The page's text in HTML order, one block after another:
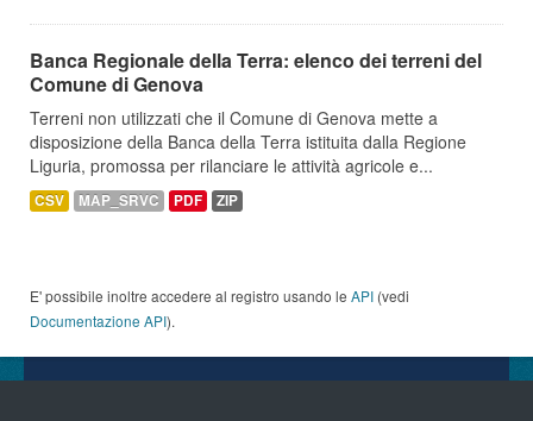
Banca Regionale della Terra: elenco dei terreni del
Comune di Genova
Terreni non utilizzati che il Comune di Genova mette a
disposizione della Banca della Terra istituita dalla Regione
Liguria, promossa per rilanciare le attività agricole e...
CSV MAP_SRVC PDF ZIP
E' possibile inoltre accedere al registro usando le API (vedi
Documentazione API).